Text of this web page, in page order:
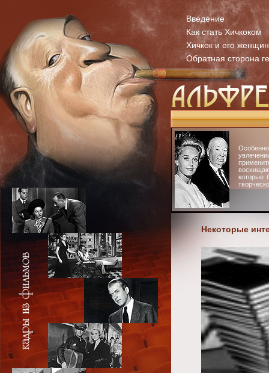
Введение
Как стать Хичкоком
Хичкок и его
Обратная сторона
которые
Некоторые